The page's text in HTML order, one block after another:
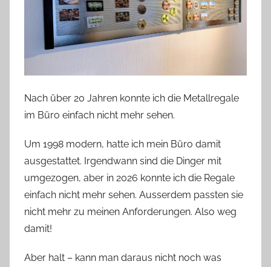
Nach über 20 Jahren konnte ich die Metallregale
im Büro einfach nicht mehr sehen.
Um 1998 modern, hatte ich mein Büro damit
ausgestattet. Irgendwann sind die Dinger mit
umgezogen, aber in 2026 konnte ich die Regale
einfach nicht mehr sehen. Ausserdem passten sie
nicht mehr zu meinen Anforderungen. Also weg
damit!
Aber halt – kann man daraus nicht noch was